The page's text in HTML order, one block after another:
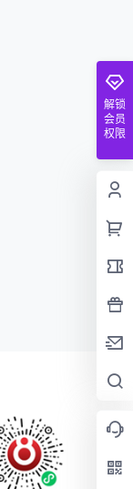
解锁
会员
权限